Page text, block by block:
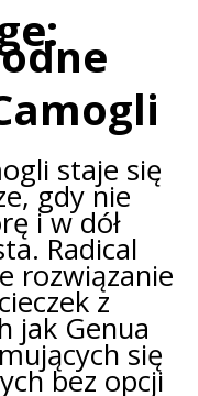
staje się
gdy nie
i w dół
Radical
rozwiązanie
z
jak Genua
się
bez opcji